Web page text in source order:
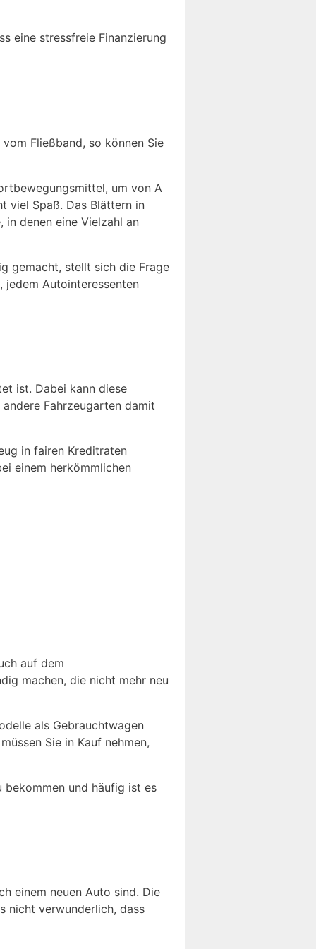
eine stressfreie Finanzierung
Fließband, so können Sie
um von A
viel Spaß. Das Blättern in
in denen eine Vielzahl an
gemacht, stellt sich die Frage
jedem Autointeressenten
ist. Dabei kann diese
Fahrzeugarten damit
in fairen Kreditraten
einem herkömmlichen
auf dem
machen, die nicht mehr neu
als Gebrauchtwagen
Sie in Kauf nehmen,
bekommen und häufig ist es
einem neuen Auto sind. Die
nicht verwunderlich, dass